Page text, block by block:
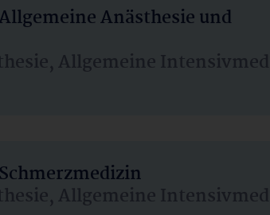
Anästhesie und
Allgemeine
Allgemeine